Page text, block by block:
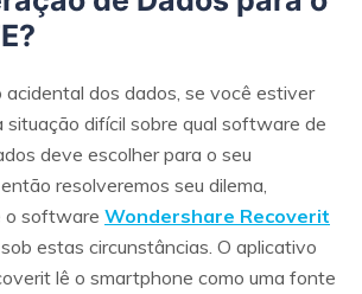
acidental dos dados, se você estiver
situação difícil sobre qual software de
deve escolher para o seu
resolveremos seu dilema,
o software Wondershare Recoverit
estas circunstâncias. O aplicativo
lê o smartphone como uma fonte